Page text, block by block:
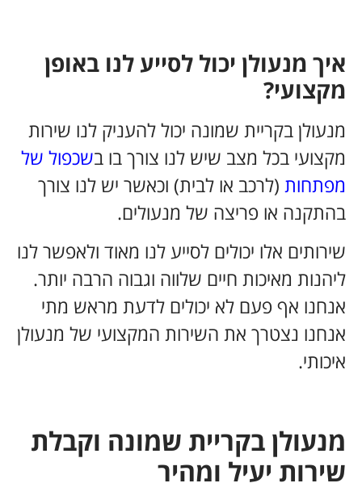
איך מנעולן יכול לסייע לנו באופן
מקצועי?
מנעולן בקריית שמונה יכול להעניק לנו שירות
מקצועי בכל מצב שיש לנו צורך בו בשכפול של
מפתחות (לרכב או לבית) וכאשר יש לנו צורך
בהתקנה או פריצה של מנעולים.
שירותים אלו יכולים לסייע לנו מאוד ולאפשר לנו
ליהנות מאיכות חיים שלווה וגבוה הרבה יותר.
אנחנו אף פעם לא יכולים לדעת מראש מתי
אנחנו נצטרך את השירות המקצועי של מנעולן
איכותי.
מנעולן בקריית שמונה וקבלת
שירות יעיל ומהיר